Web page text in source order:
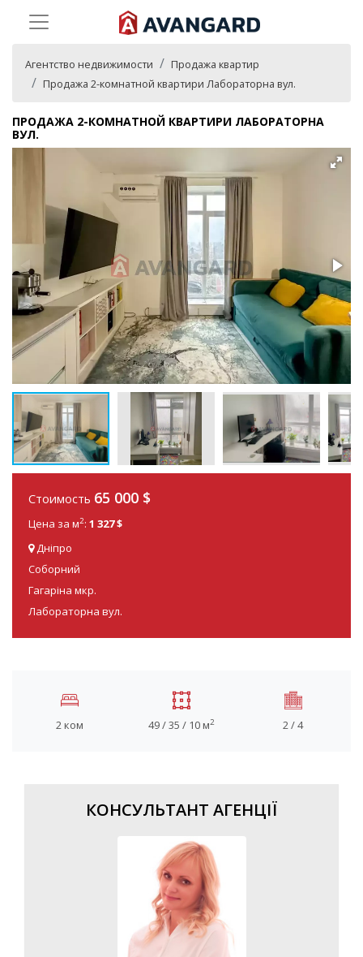
Агентство недвижимости
Продажа квартир
Продажа 2-комнатной квартири Лабораторна вул.
ПРОДАЖА 2-КОМНАТНОЙ КВАРТИРИ ЛАБОРАТОРНА
ВУЛ.
Стоимость 65 000 $
Цена за м2: 1 327 $
Дніпро
Соборний
Гагаріна мкр.
Лабораторна вул.
2 ком 49 / 35 / 10 м2 2 / 4
КОНСУЛЬТАНТ АГЕНЦІЇ